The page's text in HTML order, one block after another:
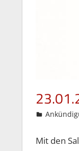
14. Mai
Gordon
Mit den